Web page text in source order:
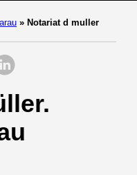
» Notariat d muller